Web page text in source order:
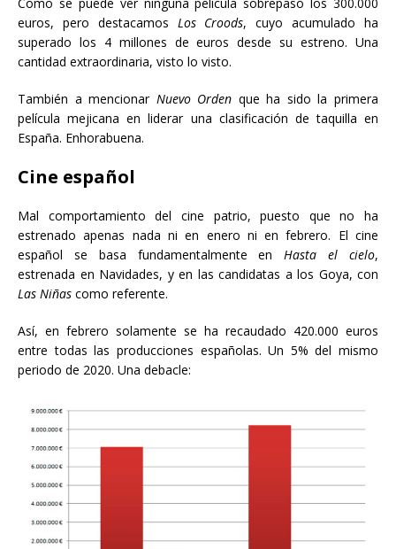
euros, pero destacamos Los Croods, cuyo acumulado ha
superado los 4 millones de euros desde su estreno. Una
cantidad extraordinaria, visto lo visto.
También a mencionar Nuevo Orden que ha sido la primera
película mejicana en liderar una clasificación de taquilla en
España. Enhorabuena.
Cine español
Mal comportamiento del cine patrio, puesto que no ha
estrenado apenas nada ni en enero ni en febrero. El cine
español se basa fundamentalmente en Hasta el cielo,
estrenada en Navidades, y en las candidatas a los Goya, con
Las Niñas como referente.
Así, en febrero solamente se ha recaudado 420.000 euros
entre todas las producciones españolas. Un 5% del mismo
periodo de 2020. Una debacle: